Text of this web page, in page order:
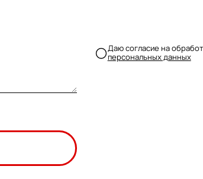
Даю согласие на
персональных данных